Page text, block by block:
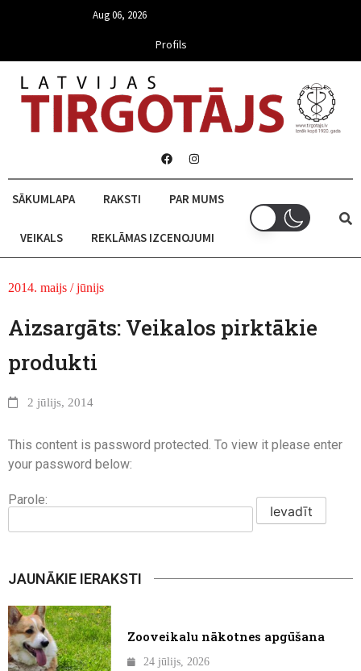
Aug 06, 2026
Profils
SĀKUMLAPA RAKSTI PAR MUMS
VEIKALS REKLĀMAS IZCENOJUMI
2014. maijs / jūnijs
Aizsargāts: Veikalos pirktākie
produkti
2 jūlijs, 2014
This content is password protected. To view it please enter
your password below:
Parole:
JAUNĀKIE IERAKSTI
Zooveikalu nākotnes apgūšana
24 jūlijs, 2026